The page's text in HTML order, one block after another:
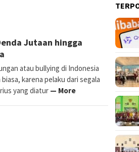
Jutaan hingga
atau bullying di Indonesia
karena pelaku dari segala
yang diatur — More